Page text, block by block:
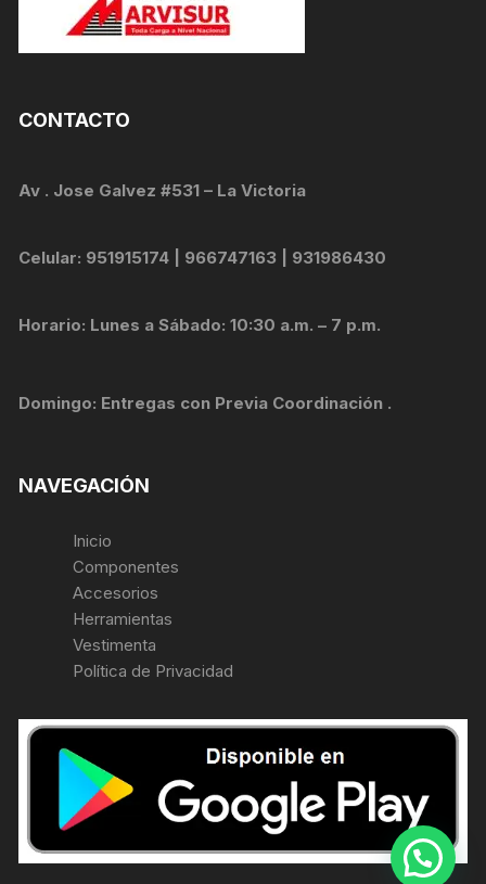
CONTACTO
Av . Jose Galvez #531 – La Victoria
Celular: 951915174 | 966747163 | 931986430
Horario: Lunes a Sábado: 10:30 a.m. – 7 p.m.
Domingo: Entregas con Previa Coordinación .
NAVEGACIÓN
Inicio
Componentes
Accesorios
Herramientas
Vestimenta
Política de Privacidad